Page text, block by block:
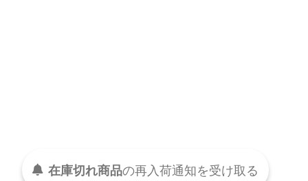
在庫切れ商品の再入荷通知を受け取る